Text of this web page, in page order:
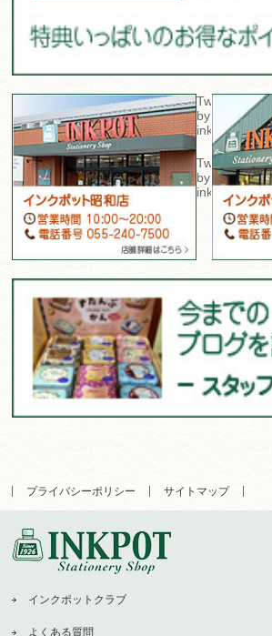
Tweets
by
inkpot_sta
Tweets
by
inkpot_isawa
プライバシーポリシー サイトマップ
インクポットクラブ
よくある質問